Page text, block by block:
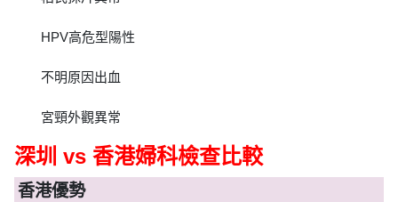
HPV高危型陽性
不明原因出血
宮頸外觀異常
深圳 vs 香港婦科檢查比較
香港優勢